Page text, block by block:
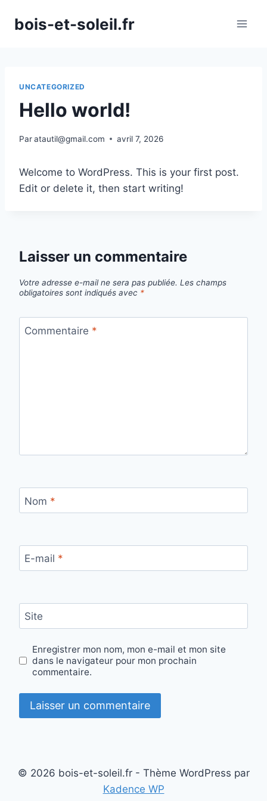
bois-et-soleil.fr
UNCATEGORIZED
Hello world!
Paratautil@gmail.com avril 7, 2026
Welcome to WordPress. This is your first post.
Edit or delete it, then start writing!
Laisser un commentaire
Votre adresse e-mail ne sera pas publiée. Les champs
obligatoires sont indiqués avec *
Commentaire *
Nom *
E-mail *
Site
Enregistrer mon nom, mon e-mail et mon site
dans le navigateur pour mon prochain
commentaire.
© 2026 bois-et-soleil.fr - Thème WordPress par
Kadence WP